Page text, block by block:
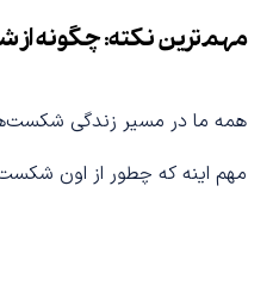
مهم‌ترین نکته: چگونه
همه ما در مسیر زندگی
مهم اینه که چطور از اون